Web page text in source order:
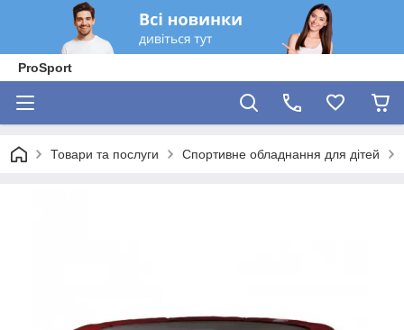
ProSport
Товари та послуги Спортивне обладнання для дітей